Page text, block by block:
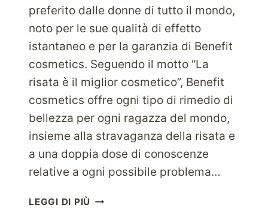
preferito dalle donne di tutto il mondo,
noto per le sue qualità di effetto
istantaneo e per la garanzia di Benefit
cosmetics. Seguendo il motto “La
risata è il miglior cosmetico”, Benefit
cosmetics offre ogni tipo di rimedio di
bellezza per ogni ragazza del mondo,
insieme alla stravaganza della risata e
a una doppia dose di conoscenze
relative a ogni possibile problema…
LEGGI DI PIÙ VISITA